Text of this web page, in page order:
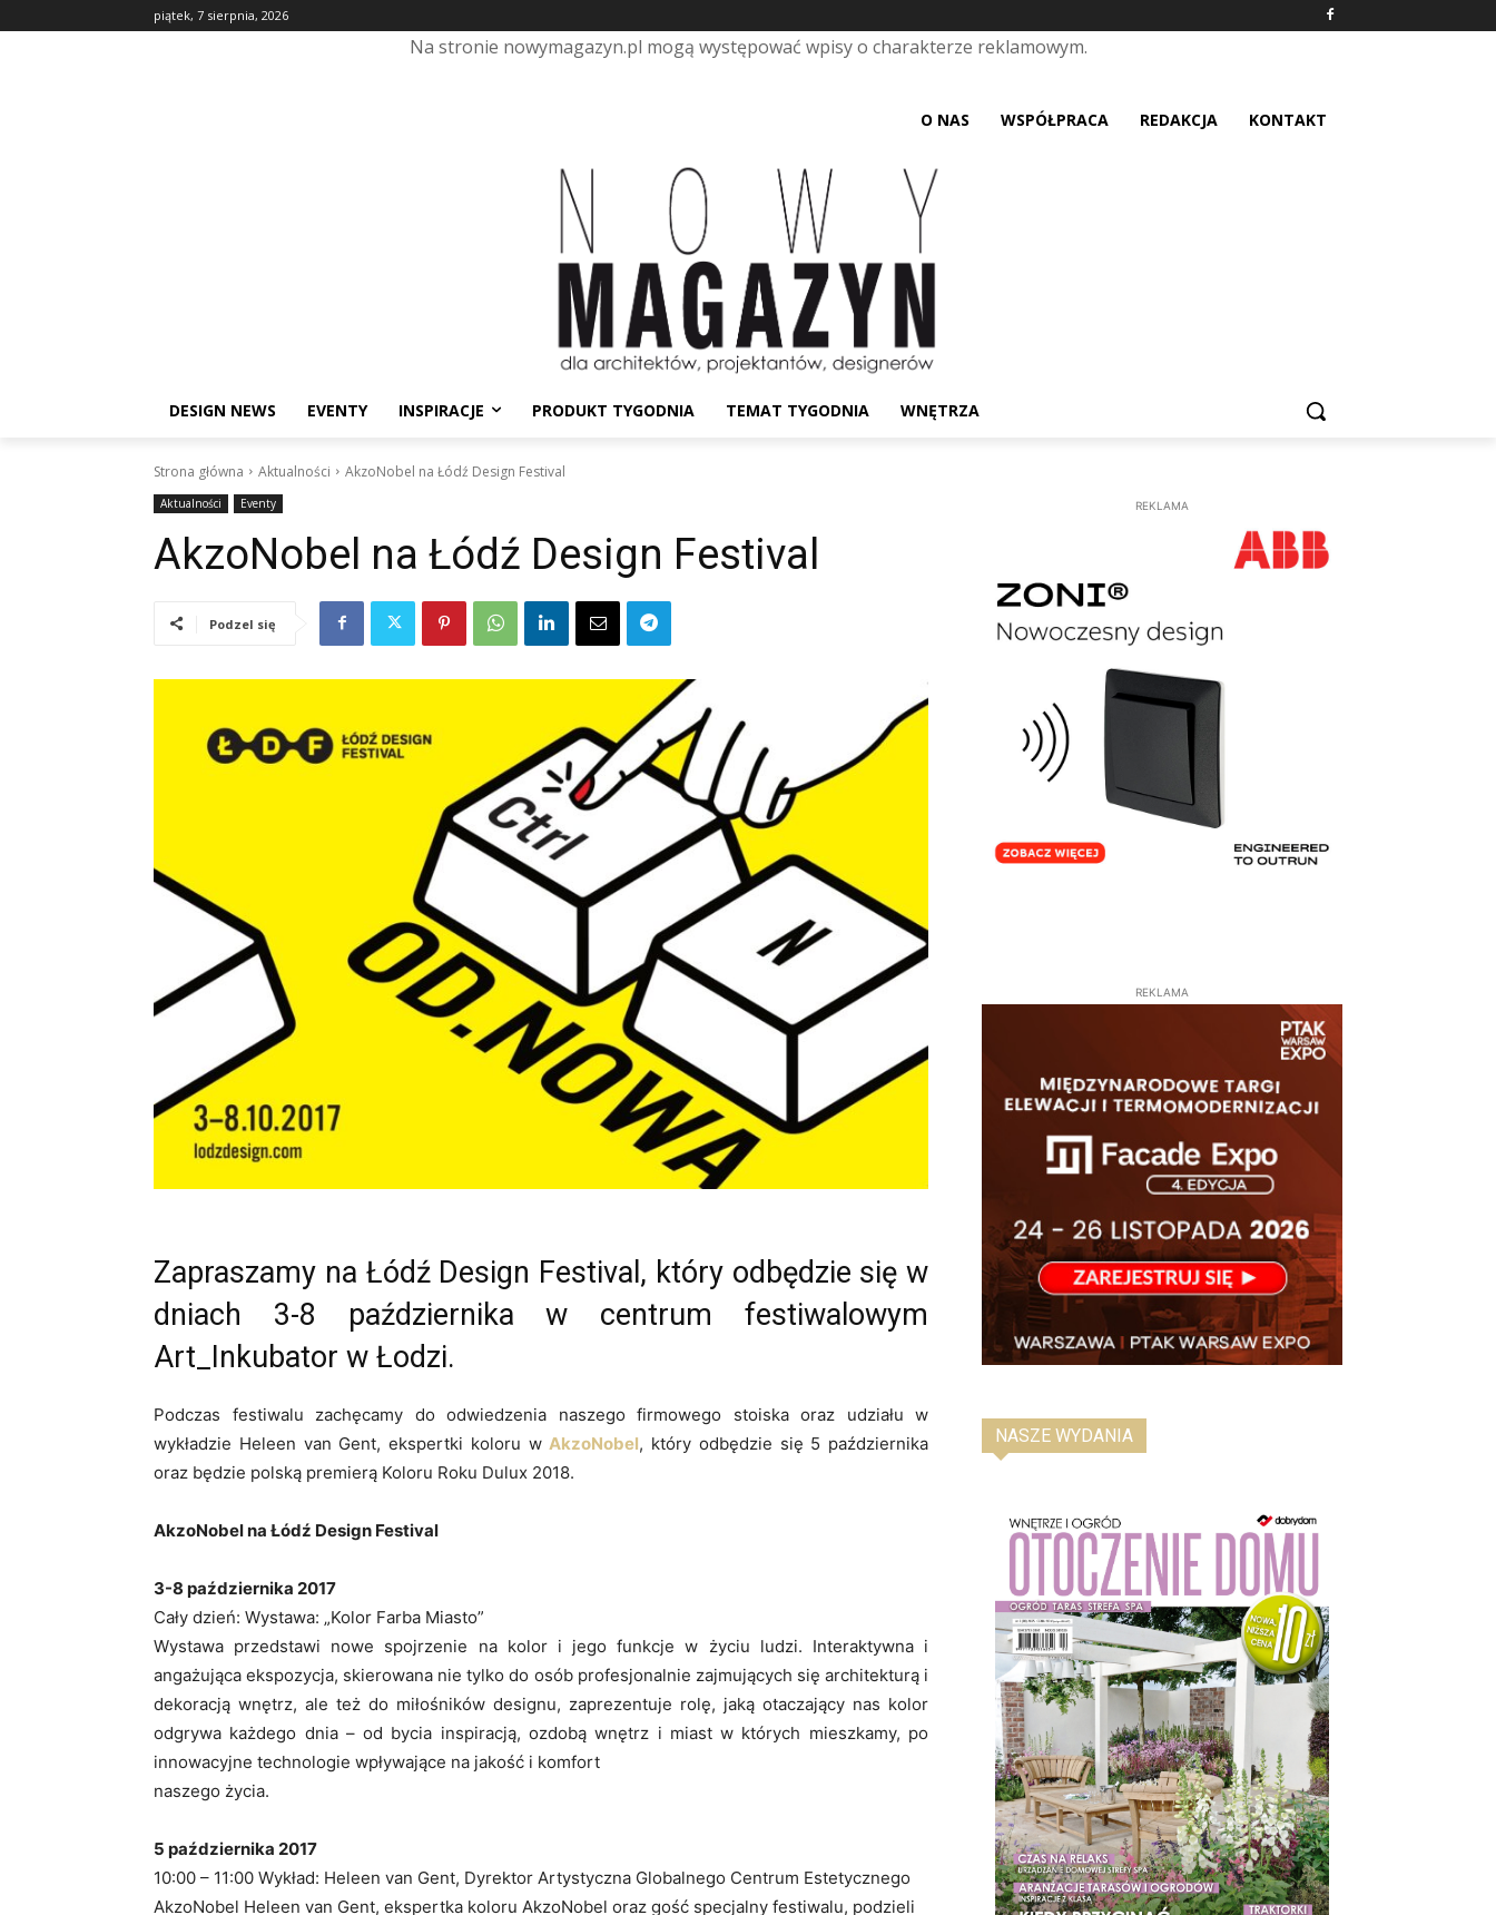
piątek, 7 sierpnia, 2026
Na stronie nowymagazyn.pl mogą występować wpisy o charakterze reklamowym.
O NAS WSPÓŁPRACA REDAKCJA KONTAKT
DESIGN NEWS EVENTY INSPIRACJE PRODUKT TYGODNIA TEMAT TYGODNIA WNĘTRZA
Strona główna Aktualności AkzoNobel na Łódź Design Festival
Aktualności Eventy
AkzoNobel na Łódź Design Festival
Podzel się
Zapraszamy na Łódź Design Festival, który odbędzie się w
dniach 3-8 października w centrum festiwalowym
Art_Inkubator w Łodzi.
Podczas festiwalu zachęcamy do odwiedzenia naszego firmowego stoiska oraz udziału w
wykładzie Heleen van Gent, ekspertki koloru wAkzoNobel, który odbędzie się 5 października
oraz będzie polską premierą Koloru Roku Dulux 2018.
AkzoNobel na Łódź Design Festival
3-8 października 2017
Cały dzień: Wystawa: „Kolor Farba Miasto”
Wystawa przedstawi nowe spojrzenie na kolor i jego funkcje w życiu ludzi. Interaktywna i
angażująca ekspozycja, skierowana nie tylko do osób profesjonalnie zajmujących się architekturą i
dekoracją wnętrz, ale też do miłośników designu, zaprezentuje rolę, jaką otaczający nas kolor
odgrywa każdego dnia – od bycia inspiracją, ozdobą wnętrz i miast w których mieszkamy, po
innowacyjne technologie wpływające na jakość i komfort
naszego życia.
5 października 2017
10:00 – 11:00 Wykład: Heleen van Gent, Dyrektor Artystyczna Globalnego Centrum Estetycznego
AkzoNobel Heleen van Gent, ekspertka koloru AkzoNobel oraz gość specjalny festiwalu, podzieli
REKLAMA
REKLAMA
NASZE WYDANIA